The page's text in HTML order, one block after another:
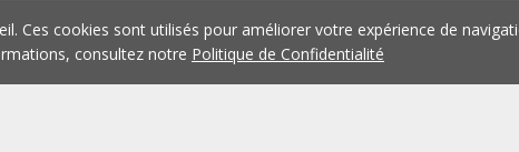
Ces cookies sont utilisés pour améliorer votre expérience de
consultez notre Politique de Confidentialité